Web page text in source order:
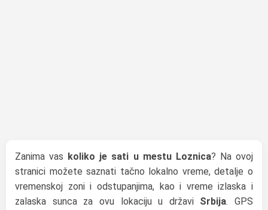
Zanima vas koliko je sati u mestu Loznica? Na ovoj
stranici možete saznati tačno lokalno vreme, detalje o
vremenskoj zoni i odstupanjima, kao i vreme izlaska i
zalaska sunca za ovu lokaciju u državi Srbija. GPS